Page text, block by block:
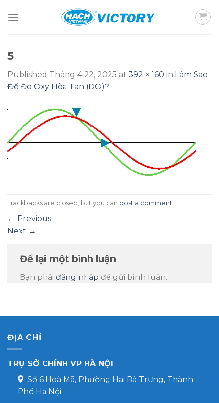
5
Published Tháng 4 22, 2025 at 392 × 160 in Làm Sao
Để Đo Oxy Hòa Tan (DO)?
Trackbacks are closed, but you can post a comment
← Previous
Next →
Để lại một bình luận
Bạn phải đăng nhập để gửi bình luận.
ĐỊA CHỈ
TRỤ SỞ CHÍNH VP HÀ NỘI
Số 6 Hoà Mã, Phường Hai Bà Trưng, Thành
Phố Hà Nội